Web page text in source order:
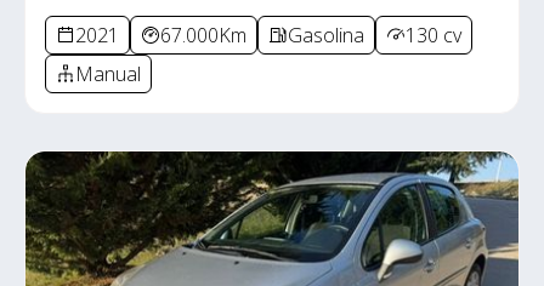
2021 67.000Km Gasolina
130 cv
Manual